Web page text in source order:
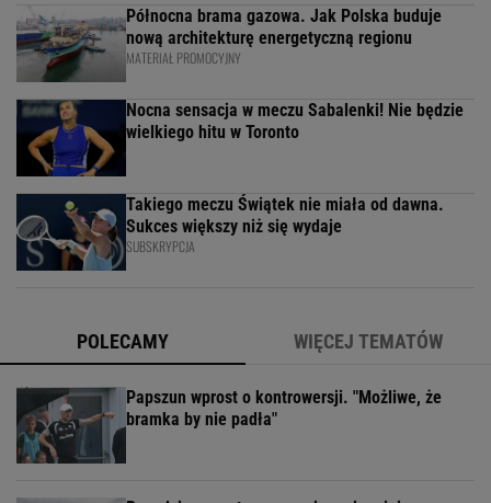
Północna brama gazowa. Jak Polska buduje
nową architekturę energetyczną regionu
MATERIAŁ PROMOCYJNY
Nocna sensacja w meczu Sabalenki! Nie będzie
wielkiego hitu w Toronto
Takiego meczu Świątek nie miała od dawna.
Sukces większy niż się wydaje
SUBSKRYPCJA
POLECAMY WIĘCEJ TEMATÓW
Papszun wprost o kontrowersji. "Możliwe, że
bramka by nie padła"